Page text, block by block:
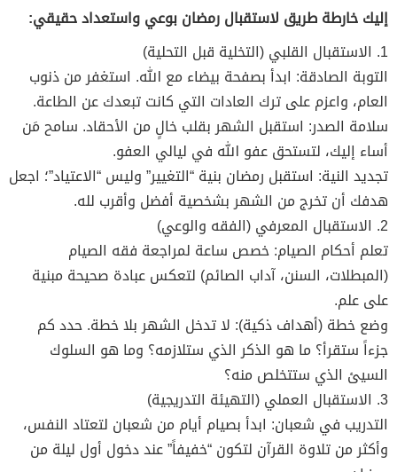
إليك خارطة طريق لاستقبال رمضان بوعي واستعداد حقيقي:
1. الاستقبال القلبي (التخلية قبل التحلية)
التوبة الصادقة: ابدأ بصفحة بيضاء مع الله. استغفر من ذنوب
العام، واعزم على ترك العادات التي كانت تبعدك عن الطاعة.
سلامة الصدر: استقبل الشهر بقلب خالٍ من الأحقاد. سامح مَن
أساء إليك، لتستحق عفو الله في ليالي العفو.
تجديد النية: استقبل رمضان بنية “التغيير” وليس “الاعتياد”؛ اجعل
هدفك أن تخرج من الشهر بشخصية أفضل وأقرب لله.
2. الاستقبال المعرفي (الفقه والوعي)
تعلم أحكام الصيام: خصص ساعة لمراجعة فقه الصيام
(المبطلات، السنن، آداب الصائم) لتعكس عبادة صحيحة مبنية
على علم.
وضع خطة (أهداف ذكية): لا تدخل الشهر بلا خطة. حدد كم
جزءاً ستقرأ؟ ما هو الذكر الذي ستلازمه؟ وما هو السلوك
السيئ الذي ستتخلص منه؟
3. الاستقبال العملي (التهيئة التدريجية)
التدريب في شعبان: ابدأ بصيام أيام من شعبان لتعتاد النفس،
وأكثر من تلاوة القرآن لتكون “خفيفاً” عند دخول أول ليلة من